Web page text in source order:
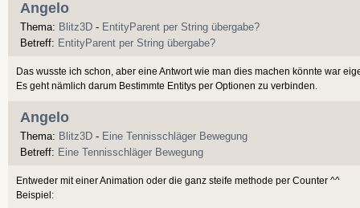
Angelo
Thema: Blitz3D - EntityParent per String übergabe?
Betreff: EntityParent per String übergabe?
Das wusste ich schon, aber eine Antwort wie man dies machen könnte war
Es geht nämlich darum Bestimmte Entitys per Optionen zu verbinden.
Angelo
Thema: Blitz3D - Eine Tennisschläger Bewegung
Betreff: Eine Tennisschläger Bewegung
Entweder mit einer Animation oder die ganz steife methode per Counter ^^
Beispiel: